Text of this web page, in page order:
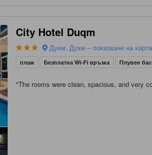
City Hotel Duqm
Дукм, Дукм – показване на
плаж Безплатна Wi-Fi връзка Плувен
"The rooms were clean, spacious, and very